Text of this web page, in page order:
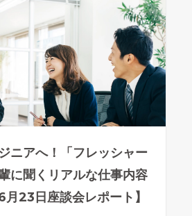
ニアへ！「フレッシャー
に聞くリアルな仕事内容
月23日座談会レポート】